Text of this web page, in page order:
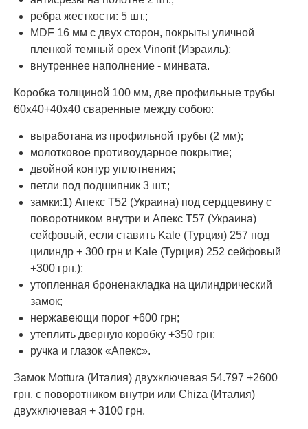
ребра жесткости: 5 шт.;
MDF 16 мм с двух сторон, покрыты уличной
пленкой темный орех Vinorit (Израиль);
внутреннее наполнение - минвата.
Коробка толщиной 100 мм, две профильные трубы
60х40+40х40 сваренные между собою:
выработана из профильной трубы (2 мм);
молотковое противоударное покрытие;
двойной контур уплотнения;
петли под подшипник 3 шт.;
замки:1) Апекс Т52 (Украина) под сердцевину с
поворотником внутри и Апекс Т57 (Украина)
сейфовый, если ставить Kale (Турция) 257 под
цилиндр + 300 грн и Kale (Турция) 252 сейфовый
+300 грн.);
утопленная броненакладка на цилиндрический
замок;
нержавеющи порог +600 грн;
утеплить дверную коробку +350 грн;
ручка и глазок «Апекс».
Замок Mottura (Италия) двухключевая 54.797 +2600
грн. с поворотником внутри или Chiza (Италия)
двухключевая + 3100 грн.